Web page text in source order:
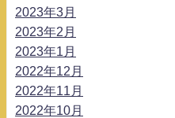
2023年3月
2023年2月
2023年1月
2022年12月
2022年11月
2022年10月